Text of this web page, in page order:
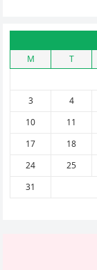
M T
3
4
10
11
17
18
24
25
31